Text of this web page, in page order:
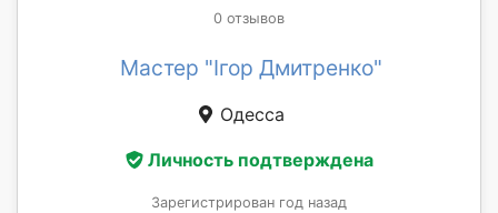
0 отзывов
Мастер "Ігор Дмитренко"
Одесса
Личность подтверждена
Зарегистрирован год назад